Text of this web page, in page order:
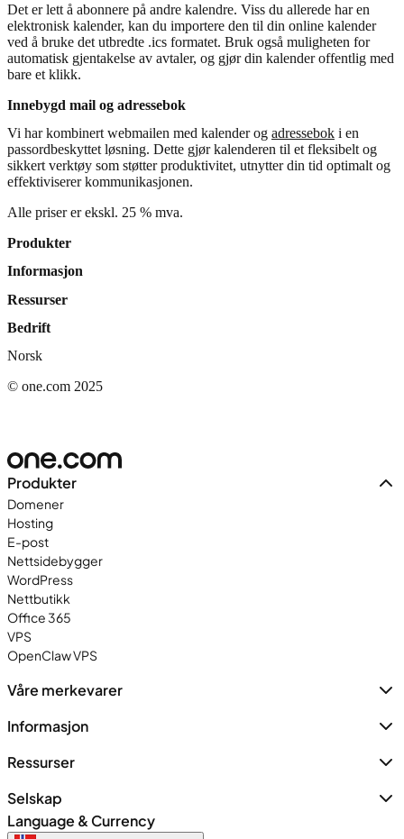
Det er lett å abonnere på andre kalendre. Viss du allerede har en
elektronisk kalender, kan du importere den til din online kalender
ved å bruke det utbredte .ics formatet. Bruk også muligheten for
automatisk gjentakelse av avtaler, og gjør din kalender offentlig med
bare et klikk.
Innebygd mail og adressebok
Vi har kombinert webmailen med kalender og adressebok i en
passordbeskyttet løsning. Dette gjør kalenderen til et fleksibelt og
sikkert verktøy som støtter produktivitet, utnytter din tid optimalt og
effektiviserer kommunikasjonen.
Alle priser er ekskl. 25 % mva.
Produkter
Informasjon
Ressurser
Bedrift
Norsk
© one.com 2025
Produkter
Domener
Hosting
E-post
Nettsidebygger
WordPress
Nettbutikk
Office 365
VPS
OpenClaw VPS
Våre merkevarer
Informasjon
Ressurser
Selskap
Language & Currency